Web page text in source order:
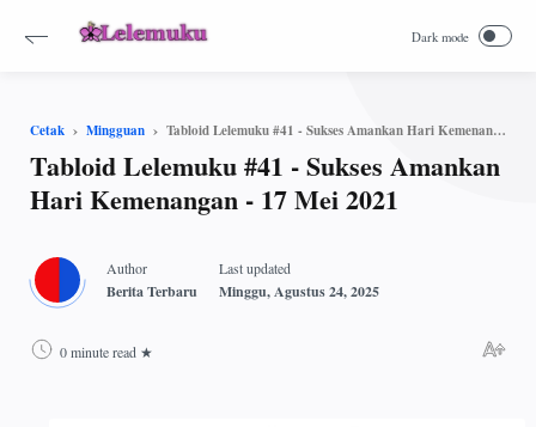
Cetak Mingguan Tabloid Lelemuku #41 - Sukses Amankan Hari Kemenangan - 17 Mei 2021
Tabloid Lelemuku #41 - Sukses Amankan
Hari Kemenangan - 17 Mei 2021
0 minute read